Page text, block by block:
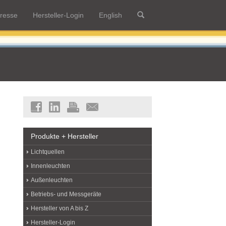
Hersteller-Login English
Produkte + Hersteller
Lichtquellen
Innenleuchten
Außenleuchten
Betriebs- und Messgeräte
Hersteller von A bis Z
Hersteller-Login